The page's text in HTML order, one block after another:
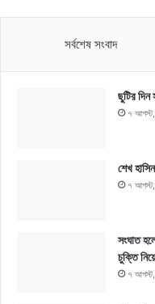
সর্বশেষ সংবাদ
ছুটির
৭
শেখ
৭
সংঘাত
চুক্তি
৭